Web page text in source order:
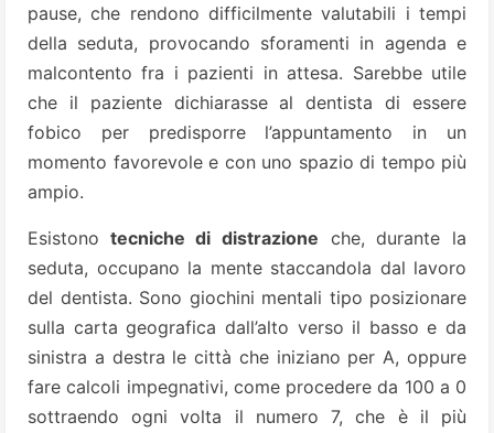
pause, che rendono difficilmente valutabili i tempi
della seduta, provocando sforamenti in agenda e
malcontento fra i pazienti in attesa. Sarebbe utile
che il paziente dichiarasse al dentista di essere
fobico per predisporre l’appuntamento in un
momento favorevole e con uno spazio di tempo più
ampio.
Esistono tecniche di distrazione che, durante la
seduta, occupano la mente staccandola dal lavoro
del dentista. Sono giochini mentali tipo posizionare
sulla carta geografica dall’alto verso il basso e da
sinistra a destra le città che iniziano per A, oppure
fare calcoli impegnativi, come procedere da 100 a 0
sottraendo ogni volta il numero 7, che è il più